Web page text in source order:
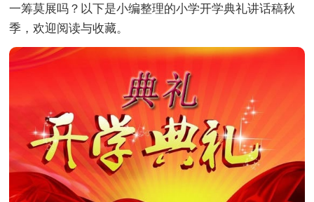
一筹莫展吗？以下是小编整理的小学开学典礼讲话稿秋
季，欢迎阅读与收藏。